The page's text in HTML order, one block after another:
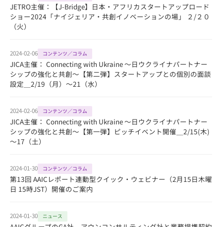
JETRO主催：【J-Bridge】日本・アフリカスタートアップロード
ショー2024「ナイジェリア・共創イノベーションの場」 ２/２０
（火）
2024-02-06 コンテンツ／コラム
JICA主催： Connecting with Ukraine ～日ウクライナパートナー
シップの強化と共創～【第二弾】スタートアップとの個別の面談
設定＿2/19（月）～21（水）
2024-02-06 コンテンツ／コラム
JICA主催： Connecting with Ukraine ～日ウクライナパートナー
シップの強化と共創～【第一弾】ピッチイベント開催＿2/15(木)
～17（土）
2024-01-30 コンテンツ／コラム
第13回 AAICレポート連動型クイック・ウェビナー（2月15日木曜
日 15時JST）開催のご案内
2024-01-30 ニュース